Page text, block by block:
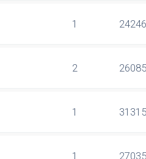
1 24246
2 26085
1 31315
1 27035